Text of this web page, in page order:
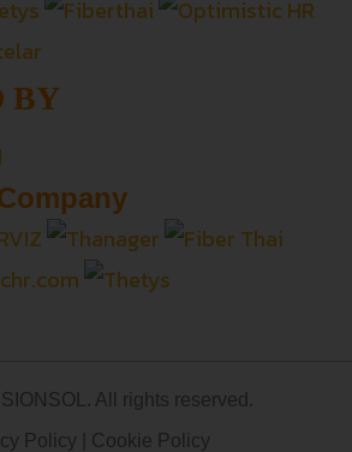
BY
All rights reserved.
Policy
Cookie Policy